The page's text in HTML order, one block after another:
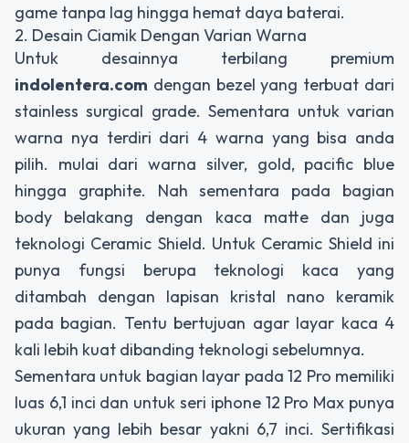
game tanpa lag hingga hemat daya baterai.
2. Desain Ciamik Dengan Varian Warna
Untuk desainnya terbilang premium
indolentera.com dengan bezel yang terbuat dari
stainless surgical grade. Sementara untuk varian
warna nya terdiri dari 4 warna yang bisa anda
pilih. mulai dari warna silver, gold, pacific blue
hingga graphite. Nah sementara pada bagian
body belakang dengan kaca matte dan juga
teknologi Ceramic Shield. Untuk Ceramic Shield ini
punya fungsi berupa teknologi kaca yang
ditambah dengan lapisan kristal nano keramik
pada bagian. Tentu bertujuan agar layar kaca 4
kali lebih kuat dibanding teknologi sebelumnya.
Sementara untuk bagian layar pada 12 Pro memiliki
luas 6,1 inci dan untuk seri iphone 12 Pro Max punya
ukuran yang lebih besar yakni 6,7 inci. Sertifikasi